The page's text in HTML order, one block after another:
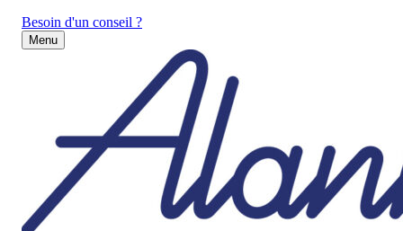
Besoin d'un conseil ?
Menu